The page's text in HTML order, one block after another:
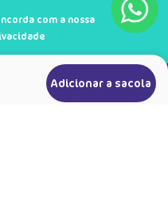
Adicionar a sacola
com a nossa